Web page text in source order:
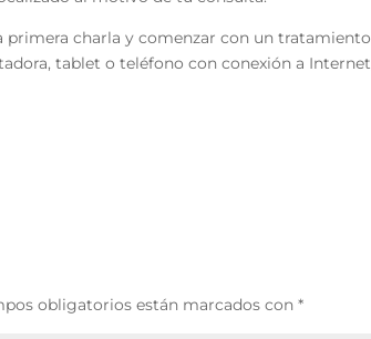
primera charla y comenzar con un tratamiento
tablet o teléfono con conexión a
obligatorios están marcados con*